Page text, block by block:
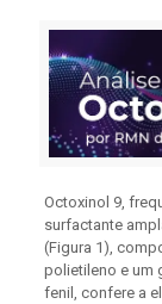
Octoxinol 9,
surfactante
(Figura 1),
polietileno e um
fenil, confere a